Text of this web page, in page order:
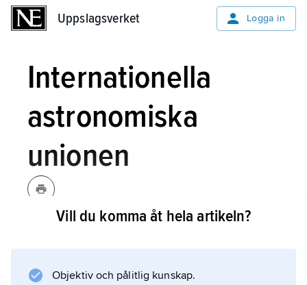
Uppslagsverket Logga in
Internationella
astronomiska
unionen
Internationella astronomiska
Union,seIAU.
Vill du komma åt hela artikeln?
Objektiv och pålitlig kunskap.